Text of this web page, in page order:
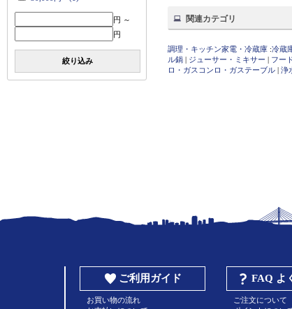
円 ～
円
絞り込み
関連カテゴリ
調理・キッチン家電・冷蔵庫 :冷蔵
ル鍋 | ジューサー・ミキサー | フー
ロ・ガスコンロ・ガステーブル | 浄
ご利用ガイド
お買い物の流れ
FAQ よ
ご注文について